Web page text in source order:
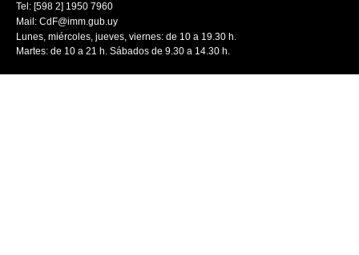
Tel: [598 2] 1950 7960
Mail: CdF@imm.gub.uy
Lunes, miércoles, jueves, viernes: de 10 a 19.30 h.
Martes: de 10 a 21 h. Sábados de 9.30 a 14.30 h.